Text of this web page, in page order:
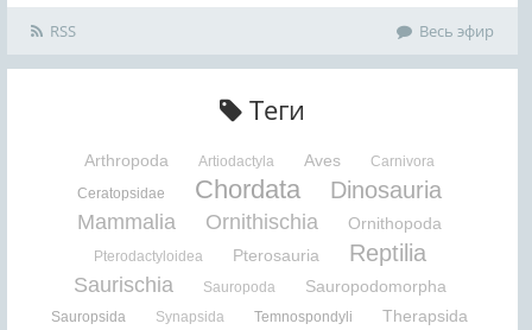
RSS Весь эфир
Теги
Arthropoda Artiodactyla Aves
Carnivora
Ceratopsidae
Chordata Dinosauria
Mammalia Ornithischia Ornithopoda
Pterodactyloidea Pterosauria Reptilia
Saurischia Sauropoda Sauropodomorpha
Sauropsida Synapsida Temnospondyli Therapsida